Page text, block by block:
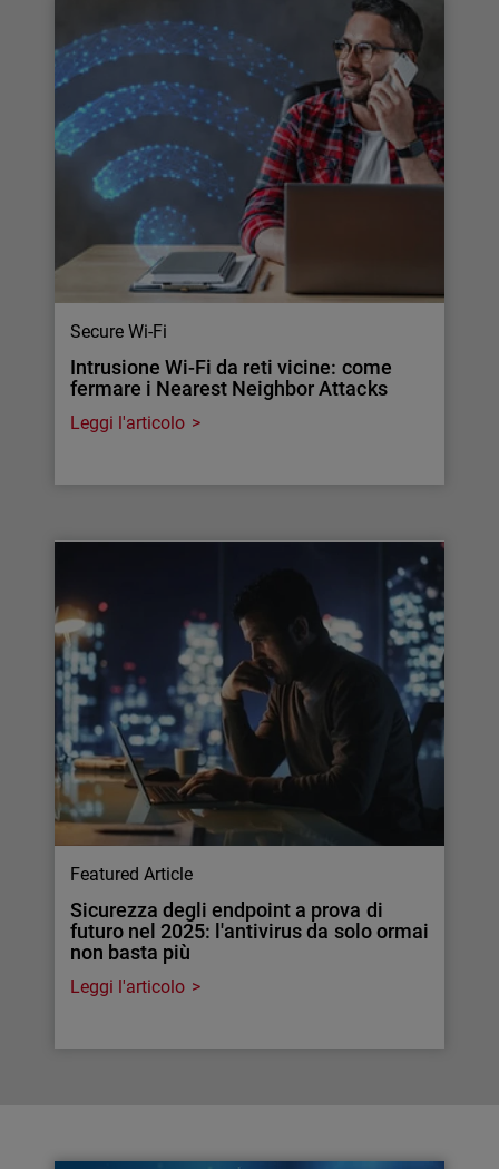
Secure Wi-Fi
Intrusione Wi-Fi da reti vicine: come
fermare i Nearest Neighbor Attacks
Leggi l'articolo
Featured Article
Sicurezza degli endpoint a prova di
futuro nel 2025: l'antivirus da solo ormai
non basta più
Leggi l'articolo